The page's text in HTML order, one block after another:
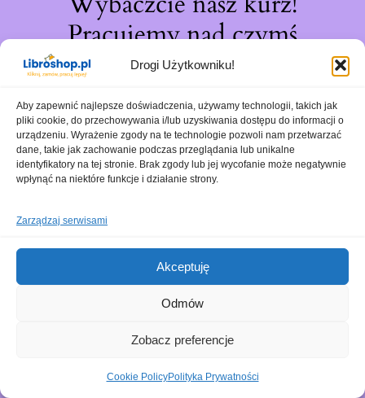
Drogi Użytkowniku!
Aby zapewnić najlepsze doświadczenia, używamy technologii, takich jak
pliki cookie, do przechowywania i/lub uzyskiwania dostępu do informacji o
urządzeniu. Wyrażenie zgody na te technologie pozwoli nam przetwarzać
dane, takie jak zachowanie podczas przeglądania lub unikalne
identyfikatory na tej stronie. Brak zgody lub jej wycofanie może negatywnie
wpłynąć na niektóre funkcje i działanie strony.
Zarządzaj serwisami
Akceptuję
Odmów
Zobacz preferencje
Cookie PolicyPolityka Prywatności
Pracujemy nad czymś
niesamowitym – sprawdź
wkrótce!